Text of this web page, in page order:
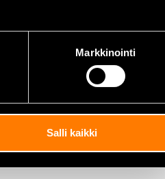
Markkinointi
Salli kaikki